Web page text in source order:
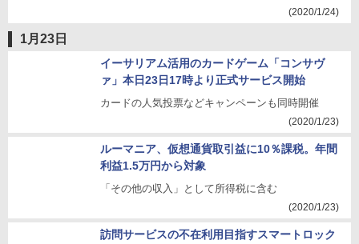
(2020/1/24)
1月23日
イーサリアム活用のカードゲーム「コンサヴ
ァ」本日23日17時より正式サービス開始
カードの人気投票などキャンペーンも同時開催
(2020/1/23)
ルーマニア、仮想通貨取引益に10％課税。年間
利益1.5万円から対象
「その他の収入」として所得税に含む
(2020/1/23)
訪問サービスの不在利用目指すスマートロック